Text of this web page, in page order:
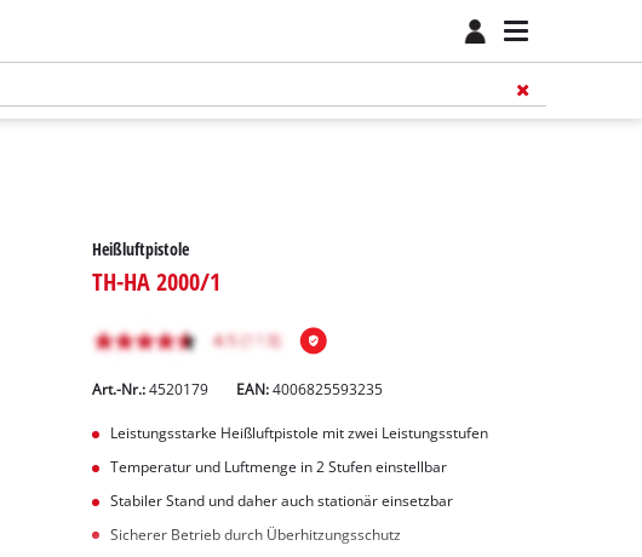
Heißluftpistole
TH-HA 2000/1
Art.-Nr.: 4520179 EAN:4006825593235
Leistungsstarke Heißluftpistole mit zwei Leistungsstufen
Temperatur und Luftmenge in 2 Stufen einstellbar
Stabiler Stand und daher auch stationär einsetzbar
Sicherer Betrieb durch Überhitzungsschutz